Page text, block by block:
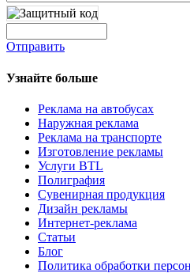
Отправить
Узнайте больше
Реклама на автобусах
Наружная реклама
Реклама на транспорте
Изготовление рекламы
Услуги BTL
Полиграфия
Сувенирная продукция
Дизайн рекламы
Интернет-реклама
Статьи
Блог
Политика обработки